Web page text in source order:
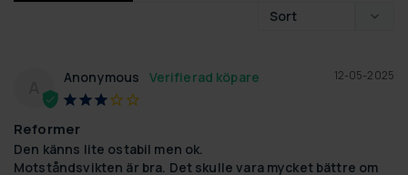
12-05-2025
Anonymous
Reformer
Den känns lite ostabil men ok.
Motståndsvikten är bra. Det skulle vara mycket bättre om